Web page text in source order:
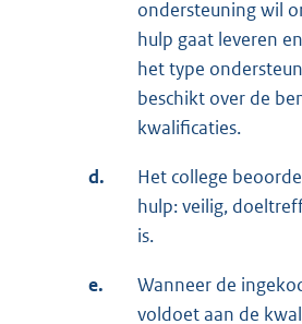
ondersteuning wil
hulp gaat leveren
het type
beschikt over de
kwalificaties.
d.
Het college
hulp: veilig,
is.
e.
Wanneer de
voldoet aan de